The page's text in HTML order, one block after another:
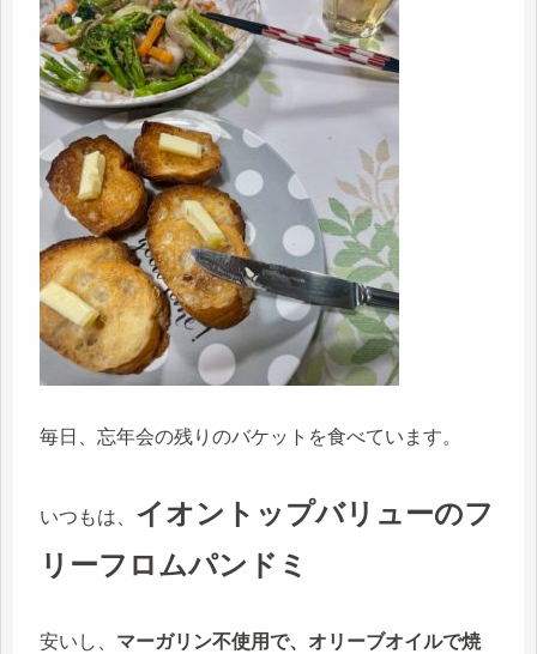
毎日、忘年会の残りのバケットを食べています。
いつもは、 イオントップバリューのフ
リーフロムパンドミ
安いし、 マーガリン不使用で、オリーブオイルで焼